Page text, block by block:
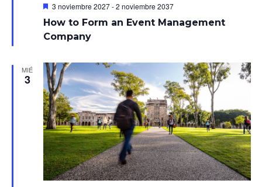
How to Form an Event Management
Company
Destacado
3 noviembre 2027-2 noviembre 2037
MIÉ
3